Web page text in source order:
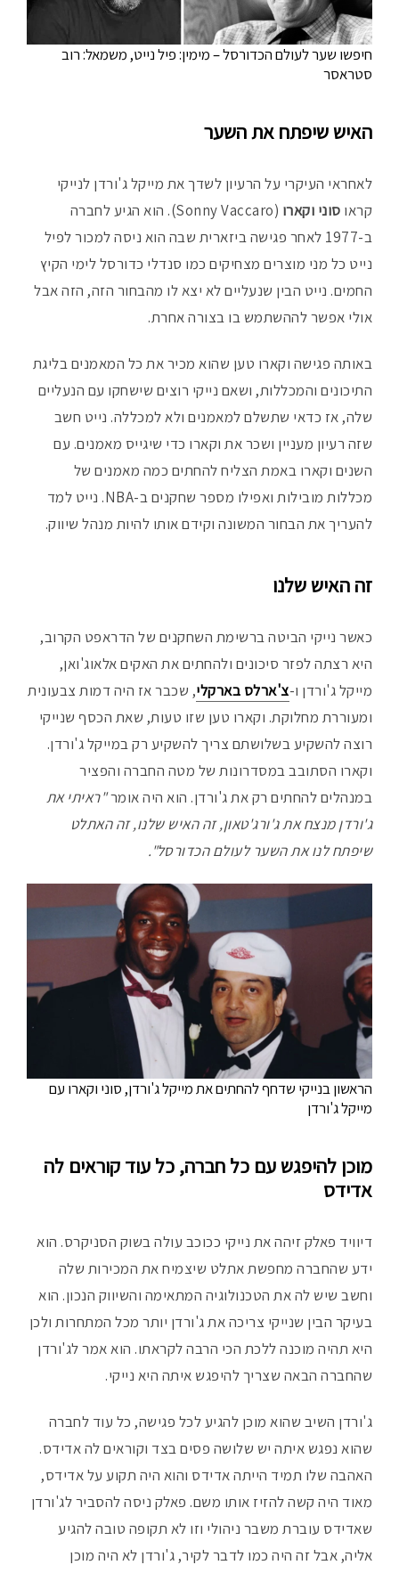
חיפשו שער לעולם הכדורסל – מימין: פיל נייט, משמאל: רוב
סטראסר
האיש שיפתח את השער
לאחראי העיקרי על הרעיון לשדך את מייקל ג'ורדן לנייקי
קראו סוני וקארו
(Sonny Vaccaro). הוא הגיע לחברה
ב-1977 לאחר פגישה ביזארית שבה הוא ניסה למכור לפיל
נייט כל מני מוצרים מצחיקים כמו סנדלי כדורסל לימי הקיץ
החמים. נייט הבין שנעליים לא יצא לו מהבחור הזה, הזה אבל
אולי אפשר לההשתמש בו בצורה אחרת.
באותה פגישה וקארו טען שהוא מכיר את כל המאמנים בליגת
התיכונים והמכללות, ושאם נייקי רוצים שישחקו עם הנעליים
שלה, אז כדאי שתשלם למאמנים ולא למכללה. נייט חשב
שזה רעיון מעניין ושכר את וקארו כדי שיגייס מאמנים. עם
השנים וקארו באמת הצליח להחתים כמה מאמנים של
מכללות מובילות ואפילו מספר שחקנים ב-NBA. נייט למד
להעריך את הבחור המשונה וקידם אותו להיות מנהל שיווק.
זה האיש שלנו
כאשר נייקי הביטה ברשימת השחקנים של הדראפט הקרוב,
היא רצתה לפזר סיכונים ולהחתים את האקים אלאוג'ואן,
מייקל ג'ורדן ו-צ'ארלס בארקלי, שכבר אז היה דמות צבעונית
ומעוררת מחלוקת. וקארו טען שזו טעות, שאת הכסף שנייקי
רוצה להשקיע בשלושתם צריך להשקיע רק במייקל ג'ורדן.
וקארו הסתובב במסדרונות של מטה החברה והפציר
במנהלים להחתים רק את ג'ורדן. הוא היה אומר"ראיתי את
ג'ורדן מנצח את ג'ורג'טאון, זה האיש שלנו, זה האתלט
שיפתח לנו את השער לעולם הכדורסל".
הראשון בנייקי שדחף להחתים את מייקל ג'ורדן, סוני וקארו עם
מייקל ג'ורדן
מוכן להיפגש עם כל חברה, כל עוד קוראים לה
אדידס
דיוויד פאלק זיהה את נייקי ככוכב עולה בשוק הסניקרס. הוא
ידע שהחברה מחפשת אתלט שיצמיח את המכירות שלה
וחשב שיש לה את הטכנולוגיה המתאימה והשיווק הנכון. הוא
בעיקר הבין שנייקי צריכה את ג'ורדן יותר מכל המתחרות ולכן
היא תהיה מוכנה ללכת הכי הרבה לקראתו. הוא אמר לג'ורדן
שהחברה הבאה שצריך להיפגש איתה היא נייקי.
ג'ורדן השיב שהוא מוכן להגיע לכל פגישה, כל עוד לחברה
שהוא נפגש איתה יש שלושה פסים בצד וקוראים לה אדידס.
האהבה שלו תמיד הייתה אדידס והוא היה תקוע על אדידס,
מאוד היה קשה להזיז אותו משם. פאלק ניסה להסביר לג'ורדן
שאדידס עוברת משבר ניהולי וזו לא תקופה טובה להגיע
אליה, אבל זה היה כמו לדבר לקיר, ג'ורדן לא היה מוכן